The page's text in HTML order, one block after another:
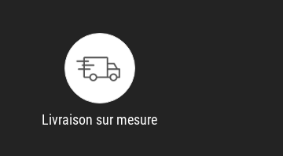
Livraison sur mesure